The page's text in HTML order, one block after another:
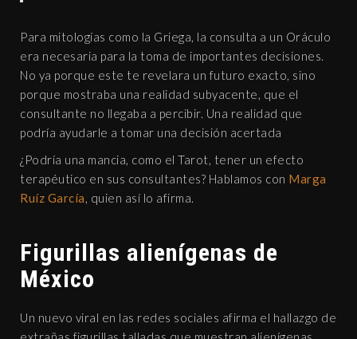
Para mitologías como la Griega, la consulta a un Oráculo
era necesaria para la toma de importantes decisiones.
No ya porque este te revelara un futuro exacto, sino
porque mostraba una realidad subyacente, que el
consultante no llegaba a percibir. Una realidad que
podría ayudarle a tomar una decisión acertada
¿Podría una mancia, como el Tarot, tener un efecto
terapéutico en sus consultantes? Hablamos con Marga
Ruíz García, quien así lo afirma.
Figurillas alienígenas de
México
Un nuevo viral en las redes sociales afirma el hallazgo de